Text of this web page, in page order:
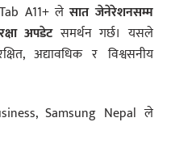
A11+ लेसातजेनेरेशनसम्म
अपडेटसमर्थन गर्छ। यसले
अद्यावधिक र विश्वसनीय
Samsung Nepal ले